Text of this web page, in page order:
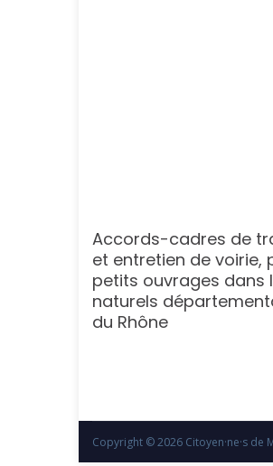
Accords-cadres de
et entretien de voirie,
petits ouvrages dans
naturels
du Rhône
Copyright © 2026 Citoyen·ne·s de